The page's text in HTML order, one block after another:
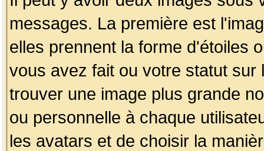
messages. La première est
elles prennent la forme d'étoiles
vous avez fait ou votre statut
trouver une image plus grande
ou personnelle à chaque
les avatars et de choisir la